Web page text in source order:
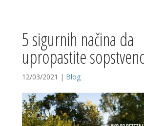
5 sigurnih načina da
upropastite
12/03/2021 | Blog